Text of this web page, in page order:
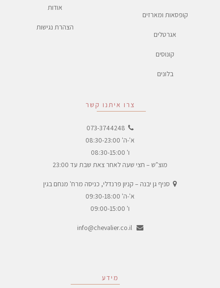
מידע
צרו איתנו קשר
073-3744248
א'-ה' 08:30-23:00
ו' 08:30-15:00
מוצ"ש – חצי שעה לאחר צאת שבת עד 23:00
סניף גן יבנה – קניון פרנדלי, כניסה מרח' מנחם בגין
א'-ה' 09:30-18:00
ו' 09:00-15:00
info@chevalier.co.il
קופסאות ומארזים
אגרטלים
קונוסים
בלונים
אודות
הצהרת נגישות